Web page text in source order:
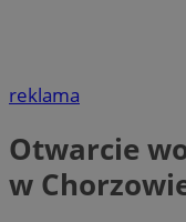
reklama
Otwarcie
w